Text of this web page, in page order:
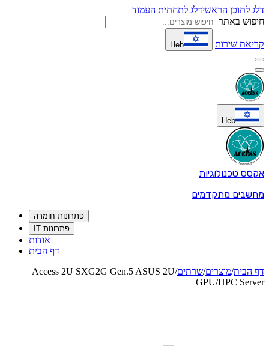
דלג לתוכן הראשידלג לתחתית העמוד
חיפוש באתר
קריאת שירות Heb
Heb
אקסס טכנולוגיות
מחשבים מתקדמים
פתרונות חומרה
פתרונות IT
אודות
דף הבית
דף הבית/מוצרים/שרתים/
Access 2U SXG2G Gen.5 ASUS 2U
GPU/HPC Server